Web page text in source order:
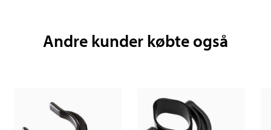
Andre kunder købte også